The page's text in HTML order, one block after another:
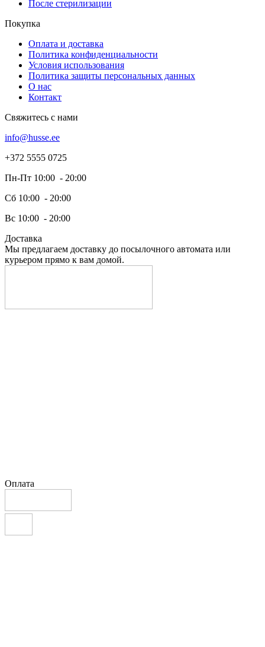
После стерилизации
Покупка
Оплата и доставка
Политика конфиденциальности
Условия использования
Политика защиты персональных данных
О нас
Контакт
Свяжитесь с нами
info@husse.ee
+372 5555 0725
Пн-Пт 10:00 - 20:00
Сб 10:00 - 20:00
Вс 10:00 - 20:00
Доставка
Мы предлагаем доставку до посылочного автомата или
курьером прямо к вам домой.
Оплата